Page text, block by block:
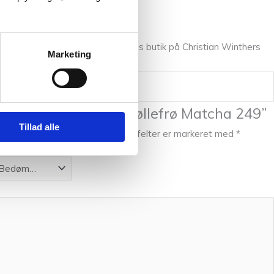
Marketing
Tillad alle
fingrene, så kom forbi vores butik på Christian Winthers
til at anmelde “Bøllefrø Matcha 249”
ikke blive publiceret. Krævede felter er markeret med *